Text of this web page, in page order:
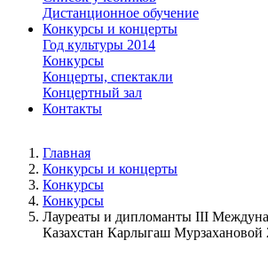
Дистанционное обучение
Конкурсы и концерты
Год культуры 2014
Конкурсы
Концерты, спектакли
Концертный зал
Контакты
Главная
Конкурсы и концерты
Конкурсы
Конкурсы
Лауреаты и дипломанты III
Казахстан Карлыгаш Мурзахановой